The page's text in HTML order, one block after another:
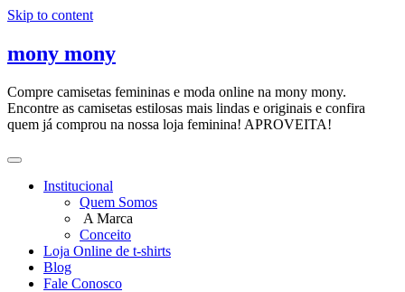
Skip to content
mony mony
Compre camisetas femininas e moda online na mony mony.
Encontre as camisetas estilosas mais lindas e originais e confira
quem já comprou na nossa loja feminina! APROVEITA!
Institucional
Quem Somos
A Marca
Conceito
Loja Online de t-shirts
Blog
Fale Conosco